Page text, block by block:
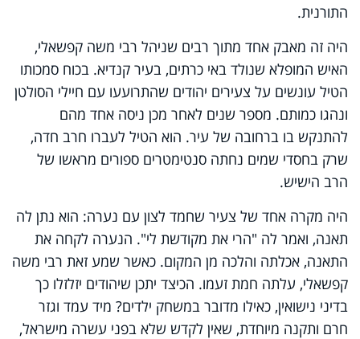
התורנית.
היה זה מאבק אחד מתוך רבים שניהל רבי משה קפשאלי,
האיש המופלא שנולד באי כרתים, בעיר קנדיא. בכוח סמכותו
הטיל עונשים על צעירים יהודים שהתרועעו עם חיילי הסולטן
ונהגו כמותם. מספר שנים לאחר מכן ניסה אחד מהם
להתנקש בו ברחובה של עיר. הוא הטיל לעברו חרב חדה,
שרק בחסדי שמים נחתה סנטימטרים ספורים מראשו של
הרב הישיש.
היה מקרה אחד של צעיר שחמד לצון עם נערה: הוא נתן לה
תאנה, ואמר לה "הרי את מקודשת לי". הנערה לקחה את
התאנה, אכלתה והלכה מן המקום. כאשר שמע זאת רבי משה
קפשאלי, עלתה חמת זעמו. הכיצד יתכן שיהודים יזלזלו כך
בדיני נישואין, כאילו מדובר במשחק ילדים? מיד עמד וגזר
חרם ותקנה מיוחדת, שאין לקדש שלא בפני עשרה מישראל,